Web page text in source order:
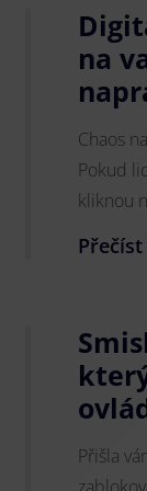
na
Chaos
Pokud
kliknou
Přečíst
Přišla